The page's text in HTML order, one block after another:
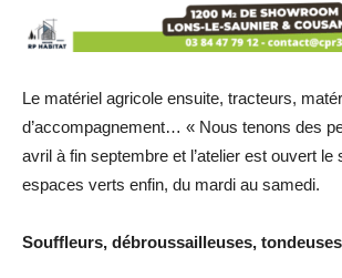
Le matériel agricole ensuite, tracteurs,
d’accompagnement… « Nous tenons des
avril à fin septembre et l’atelier est ouvert le
espaces verts enfin, du mardi au samedi.
Souffleurs, débroussailleuses,